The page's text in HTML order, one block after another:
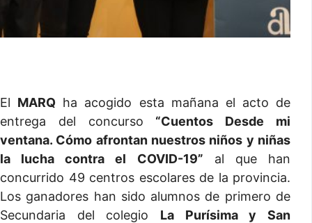
El MARQ ha acogido esta mañana el acto de
entrega del concurso “Cuentos Desde mi
ventana. Cómo afrontan nuestros niños y niñas
la lucha contra el COVID-19” al que han
concurrido 49 centros escolares de la provincia.
Los ganadores han sido alumnos de primero de
Secundaria del colegio La Purísima y San